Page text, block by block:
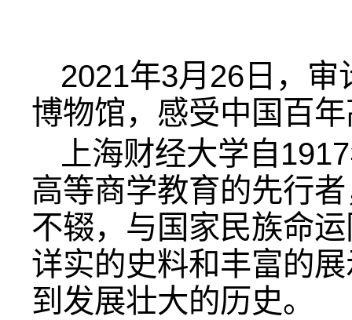
2021年3月26日，
博物馆，感受中国百
上海财经大学自
高等商学教育的先行
不辍，与国家民族命
详实的史料和丰富的
到发展壮大的历史。